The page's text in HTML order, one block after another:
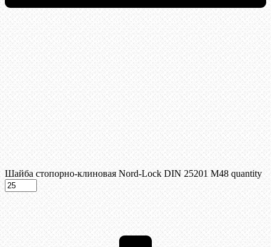
Шайба стопорно-клиновая Nord-Lock DIN 25201 М48 quantity